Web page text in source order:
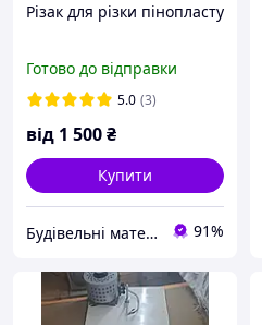
Різак для різки пінопласту
Готово до відправки
5.0 (3)
від 1 500₴
Купити
Будівельні матеріали 91%